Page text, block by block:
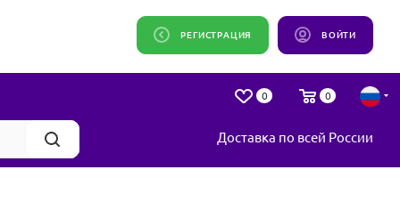
ВОЙТИ
РЕГИСТРАЦИЯ
0 0
Доставка по всей России